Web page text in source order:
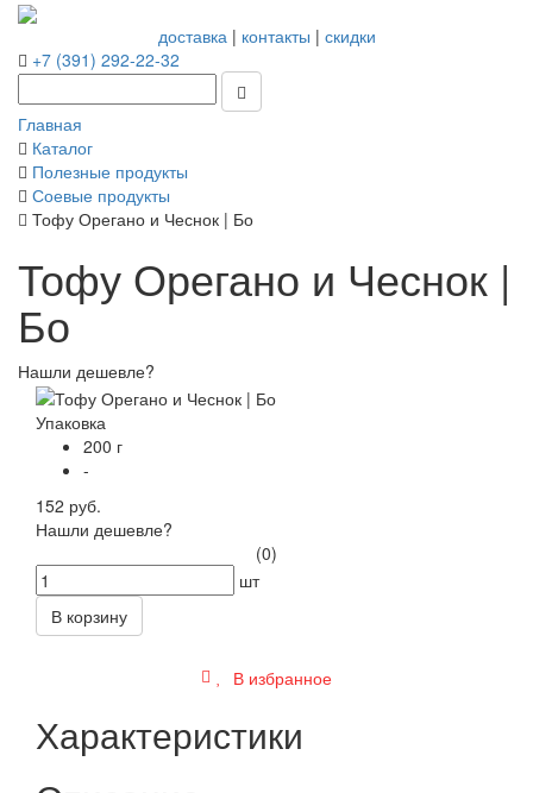
доставка| контакты | скидки
+7 (391) 292-22-32
Главная
Каталог
Полезные продукты
Соевые продукты
Тофу Орегано и Чеснок | Бо
Тофу Орегано и Чеснок |
Бо
Нашли дешевле?
Упаковка
200 г
-
152 руб.
Нашли дешевле?
(0)
шт
В корзину
В избранное
Характеристики